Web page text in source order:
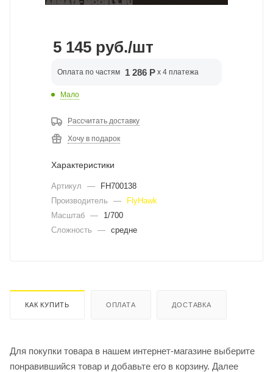
5 145 руб./шт
Оплата по частям 1 286 Р x 4 платежа
Мало
Рассчитать доставку
Хочу в подарок
Характеристики
Артикул —
FH700138
Производитель
—
FlyHawk
Масштаб —
1/700
Сложность
— средне
КАК КУПИТЬ ОПЛАТА ДОСТАВКА
Для покупки товара в нашем интернет-магазине выберите
понравившийся товар и добавьте его в корзину. Далее